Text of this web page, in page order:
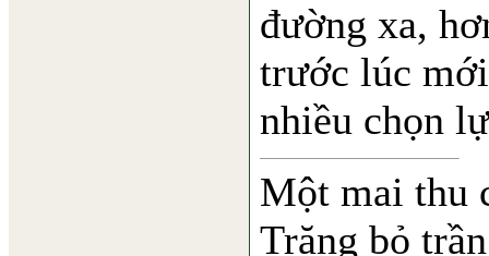
đường xa,
trước lúc
nhiều chọn
Một mai thu
Trăng bỏ